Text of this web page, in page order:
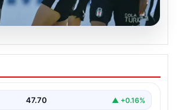
Kralove Maçı
Trossard
köklü kulüplerinden Beşiktaş, UEFA
47.70 ▲ +0.16%